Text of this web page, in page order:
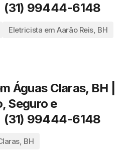
(31) 99444-6148
Eletricista em Aarão Reis, BH
Águas Claras, BH |
Seguro e
(31) 99444-6148
BH